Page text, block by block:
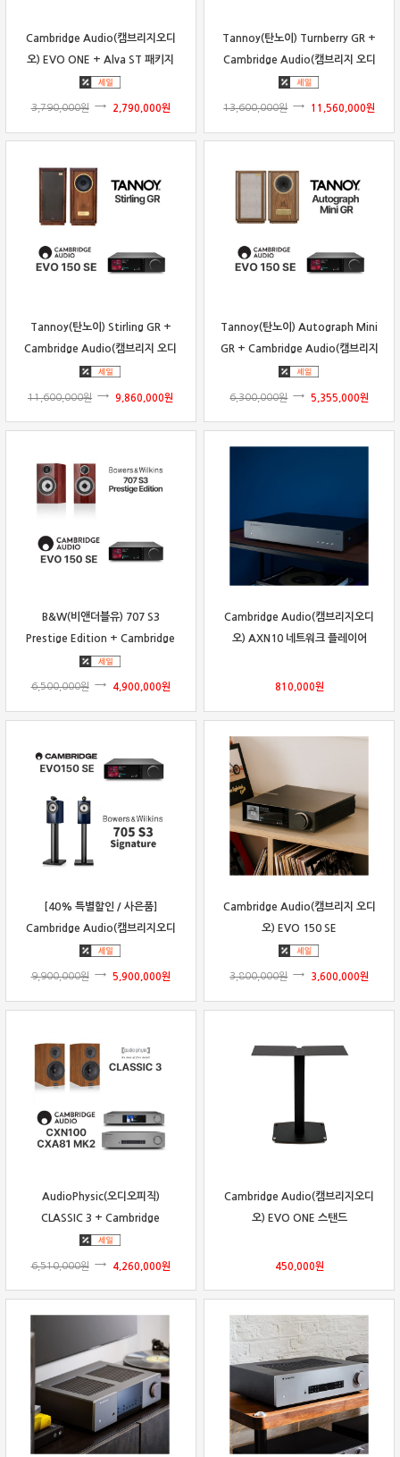
Cambridge Audio(캠브리지오디
오) EVO ONE + Alva ST 패키지
3,790,000원 2,790,000원
Tannoy(탄노이) Turnberry GR +
Cambridge Audio(캠브리지 오디
오) EVO 150 SE 패키지
13,600,000원 11,560,000원
Tannoy(탄노이) Stirling GR +
Cambridge Audio(캠브리지 오디
오) EVO 150 SE 패키지
11,600,000원 9,860,000원
Tannoy(탄노이) Autograph Mini
GR + Cambridge Audio(캠브리지
오디오) EVO 150 SE 패키지
6,300,000원 5,355,000원
B&W(비앤더블유) 707 S3
Prestige Edition + Cambridge
Audio(캠브리지 오디오) EVO 150
SE 패키지
6,500,000원 4,900,000원
Cambridge Audio(캠브리지오디
오) AXN10 네트워크 플레이어
810,000원
[40% 특별할인 / 사은품]
Cambridge Audio(캠브리지오디
오) EVO 150 SE + B&W 705 S3
Signature 패키지
9,900,000원 5,900,000원
Cambridge Audio(캠브리지 오디
오) EVO 150 SE
3,800,000원 3,600,000원
AudioPhysic(오디오피직)
CLASSIC 3 + Cambridge
Audio(캠브리지오디오) CXN100 +
CXA81 MK2 패키지
6,510,000원 4,260,000원
Cambridge Audio(캠브리지오디
오) EVO ONE 스탠드
450,000원